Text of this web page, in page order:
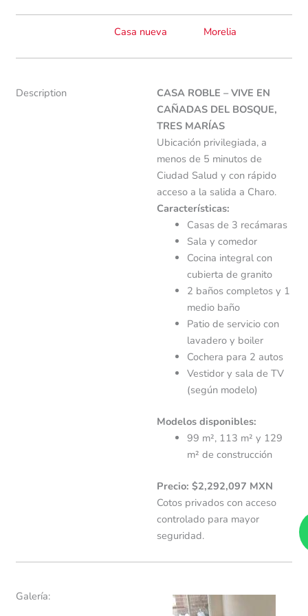
Casa nueva Morelia
Description
CASA ROBLE – VIVE EN
CAÑADAS DEL BOSQUE,
TRES MARÍAS
Ubicación privilegiada, a
menos de 5 minutos de
Ciudad Salud y con rápido
acceso a la salida a Charo.
Características:
Casas de 3 recámaras
Sala y comedor
Cocina integral con
cubierta de granito
2 baños completos y 1
medio baño
Patio de servicio con
lavadero y boiler
Cochera para 2 autos
Vestidor y sala de TV
(según modelo)
Modelos disponibles:
99 m², 113 m² y 129
m² de construcción
Precio: $2,292,097 MXN
Cotos privados con acceso
controlado para mayor
seguridad.
Galería: